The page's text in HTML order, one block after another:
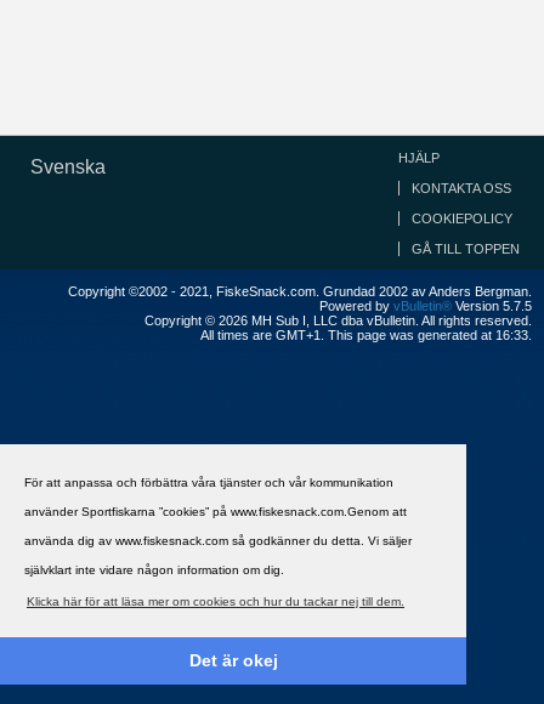
För att anpassa och förbättra våra tjänster och vår kommunikation
använder Sportfiskarna ”cookies” på www.fiskesnack.com.Genom att
använda dig av www.fiskesnack.com så godkänner du detta. Vi säljer
självklart inte vidare någon information om dig.
Klicka här för att läsa mer om cookies och hur du tackar nej till dem.
Det är okej
Svenska HJÄLP
KONTAKTA OSS
COOKIEPOLICY
GÅ TILL TOPPEN
Copyright ©2002 - 2021, FiskeSnack.com. Grundad 2002 av Anders Bergman.
Powered by vBulletin® Version 5.7.5
Copyright © 2026 MH Sub I, LLC dba vBulletin. All rights reserved.
All times are GMT+1. This page was generated at 16:33.